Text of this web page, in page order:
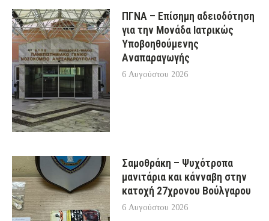
ΠΓΝΑ – Επίσημη αδειοδότηση
για την Μονάδα Ιατρικώς
Υποβοηθούμενης
Αναπαραγωγής
6 Αυγούστου 2026
Σαμοθράκη – Ψυχότροπα
μανιτάρια και κάνναβη στην
κατοχή 27χρονου Βούλγαρου
6 Αυγούστου 2026